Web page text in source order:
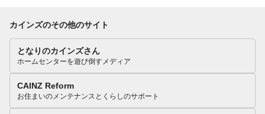
カインズのその他のサイト
となりのカインズさん
ホームセンターを遊び倒すメディア
CAINZ Reform
お住まいのメンテナンスとくらしのサポート